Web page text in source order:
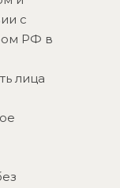
с
РФ в
лица